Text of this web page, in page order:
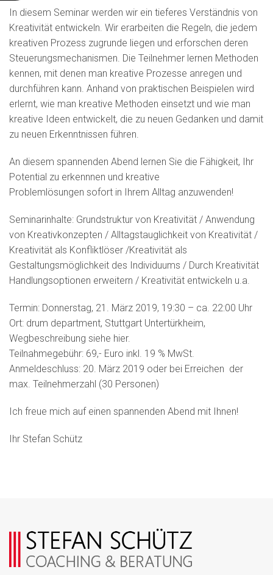
In diesem Seminar werden wir ein tieferes Verständnis von
Kreativität entwickeln. Wir erarbeiten die Regeln, die jedem
kreativen Prozess zugrunde liegen und erforschen deren
Steuerungsmechanismen. Die Teilnehmer lernen Methoden
kennen, mit denen man kreative Prozesse anregen und
durchführen kann. Anhand von praktischen Beispielen wird
erlernt, wie man kreative Methoden einsetzt und wie man
kreative Ideen entwickelt, die zu neuen Gedanken und damit
zu neuen Erkenntnissen führen.
An diesem spannenden Abend lernen Sie die Fähigkeit, Ihr
Potential zu erkennnen und kreative
Problemlösungen sofort in Ihrem Alltag anzuwenden!
Seminarinhalte: Grundstruktur von Kreativität / Anwendung
von Kreativkonzepten / Alltagstauglichkeit von Kreativität /
Kreativität als Konfliktlöser /Kreativität als
Gestaltungsmöglichkeit des Individuums / Durch Kreativität
Handlungsoptionen erweitern / Kreativität entwickeln u.a.
Termin: Donnerstag, 21. März 2019, 19:30 – ca. 22:00 Uhr
Ort: drum department, Stuttgart Untertürkheim,
Wegbeschreibung siehe hier.
Teilnahmegebühr: 69,- Euro inkl. 19 % MwSt.
Anmeldeschluss: 20. März 2019 oder bei Erreichen der
max. Teilnehmerzahl (30 Personen)
Ich freue mich auf einen spannenden Abend mit Ihnen!
Ihr Stefan Schütz